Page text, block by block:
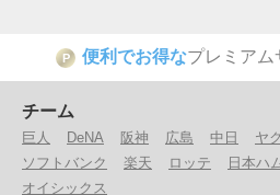
P 便利でお得なプレミアム
チーム
巨人 DeNA 阪神 広島 中日 ヤ
ソフトバンク
楽天 ロッテ 日本ハ
オイシックス